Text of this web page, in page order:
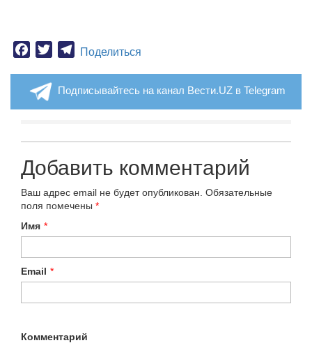
Facebook
TwitterTelegram
Поделиться
Подписывайтесь на канал Вести.UZ в Telegram
Добавить комментарий
Ваш адрес email не будет опубликован. Обязательные
поля помечены *
Имя *
Email *
Комментарий